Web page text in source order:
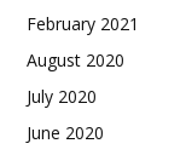
February 2021
August 2020
July 2020
June 2020